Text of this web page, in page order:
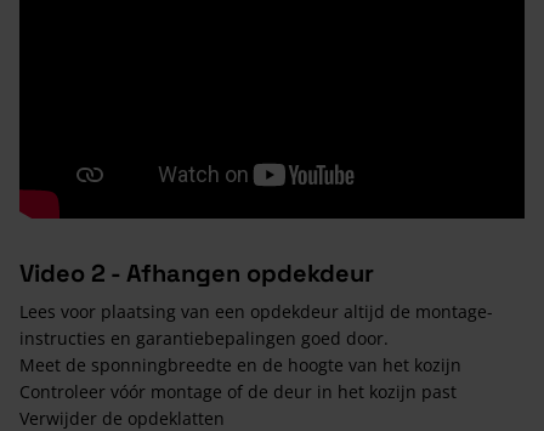
Video 2 - Afhangen opdekdeur
Lees voor plaatsing van een opdekdeur altijd de montage-
instructies en garantiebepalingen goed door.
Meet de sponningbreedte en de hoogte van het kozijn
Controleer vóór montage of de deur in het kozijn past
Verwijder de opdeklatten